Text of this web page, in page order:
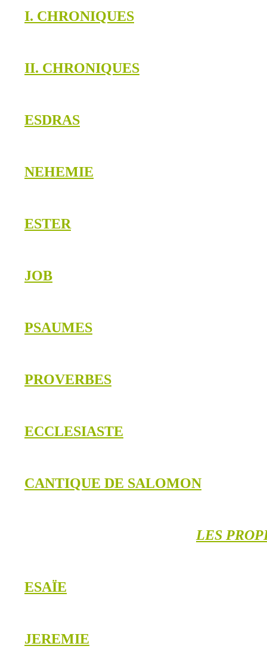
I. CHRONIQUES
II. CHRONIQUES
ESDRAS
NEHEMIE
ESTER
JOB
PSAUMES
PROVERBES
ECCLESIASTE
CANTIQUE DE SALOMON
LES
ESAÏE
JEREMIE